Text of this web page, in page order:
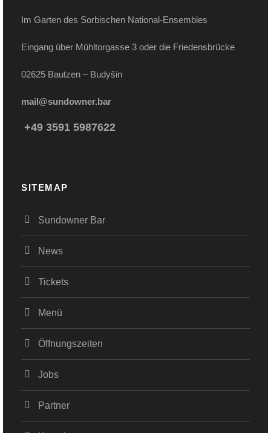
Im Garten des Sorbischen National-Ensembles
Eingang über Mühltorgasse 3 oder die Friedensbrücke
02625 Bautzen – Budyšin
mail@sundowner.bar
+49 3591 5987622
SITEMAP
Sundowner Bar
News
Tickets
Menü
Öffnungszeiten
Jobs
Partner